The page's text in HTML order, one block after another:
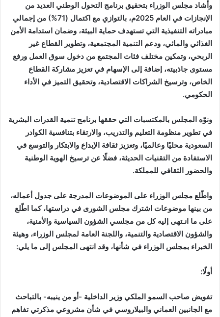
وأشاد مجلس الوزراء بتحقيق برنامج التحول الوطني العديد من
الإنجازات في العام 2025م، بالتوازي مع اكتمال (71%) من إجمالي
مبادراته التنفيذية التي تستهدف حماية البيئة، وضمان استدامة الأمن
الغذائي والمائي، ودعم التنمية المجتمعية، وتطوير القطاع غير
الربحي، وتمكين مختلف فئات المجتمع من دخول سوق العمل ورفع
مستوى جاذبيته، إضافة إلى الإسهام في تعزيز مشاركة القطاع
الخاص، وترسيخ الشراكات الاقتصادية، وتحقيق التميز في الأداء
الحكومي.
ونوّه المجلس بالمكتسبات التي حققها برنامج تنمية القدرات البشرية
في تطوير منظومة التعليم والتدريب، والارتقاء بتنافسية الكوادر
السعودية محليًا وعالميًا، وتعزيز ثقافة الإبداع والابتكار والتوسع في
الاستفادة من التقنيات الحديثة، فضلًا عن ترسيخ الهوية الوطنية
والحضور الثقافي للمملكة.
واطّلع مجلس الوزراء على الموضوعات المدرجة على جدول أعماله،
من بينها موضوعات اشترك مجلس الشورى في دراستها، كما اطّلع
على ما انـتهى إليه كل من مجلسي الشؤون السياسية والأمنية،
والشؤون الاقتصادية والتنمية، واللجنة العامة لمجلس الوزراء، وهيئة
الخبراء بمجلس الوزراء في شأنها، وقد انتهى المجلس إلى ما يلي:
أولًا:
تفويض صاحب السمو الملكي وزير الداخلية -أو من ينيبه- بالتباحث
مع الجانبين العماني والبيلاروسي في شأن مشروعي مذكرتي تفاهم